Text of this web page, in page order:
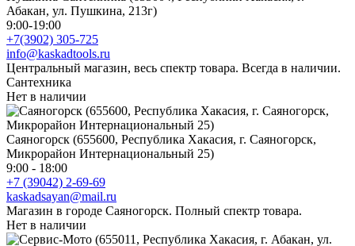
Абакан, ул. Пушкина, 213г)
9:00-19:00
+7(3902) 305-725
info@kaskadtools.ru
Центральный магазин, весь спектр товара. Всегда в наличии.
Сантехника
Нет в наличии
Саяногорск (655600, Республика Хакасия, г. Саяногорск,
Микрорайон Интернациональный 25)
9:00 - 18:00
+7 (39042) 2-69-69
kaskadsayan@mail.ru
Магазин в городе Саяногорск. Полный спектр товара.
Нет в наличии